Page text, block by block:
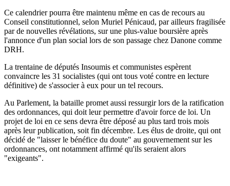
Ce calendrier pourra être maintenu même en cas de recours au
Conseil constitutionnel, selon Muriel Pénicaud, par ailleurs fragilisée
par de nouvelles révélations, sur une plus-value boursière après
l'annonce d'un plan social lors de son passage chez Danone comme
DRH.
La trentaine de députés Insoumis et communistes espèrent
convaincre les 31 socialistes (qui ont tous voté contre en lecture
définitive) de s'associer à eux pour un tel recours.
Au Parlement, la bataille promet aussi ressurgir lors de la ratification
des ordonnances, qui doit leur permettre d'avoir force de loi. Un
projet de loi en ce sens devra être déposé au plus tard trois mois
après leur publication, soit fin décembre. Les élus de droite, qui ont
décidé de "laisser le bénéfice du doute" au gouvernement sur les
ordonnances, ont notamment affirmé qu'ils seraient alors
"exigeants".